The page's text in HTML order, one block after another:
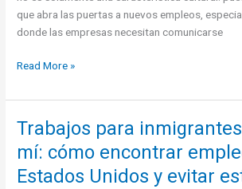
que abra las puertas a nuevos empleos,
donde las empresas necesitan comunicarse
Trabajos
Miami
español:
oportunidades
laborales
Read More »
Trabajos para
mí: cómo encontrar
Estados Unidos y evitar